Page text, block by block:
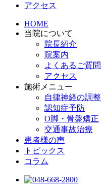
アクセス
HOME
当院について
院長紹介
院案内
よくあるご質問
アクセス
施術メニュー
自律神経の調整
認知症予防
O脚・骨盤矯正
交通事故治療
患者様の声
トピックス
コラム